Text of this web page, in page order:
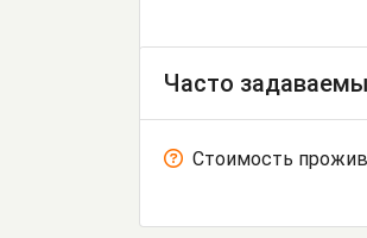
Часто
Стоимость